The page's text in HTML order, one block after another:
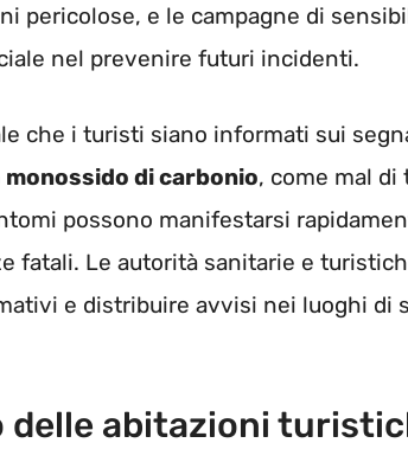
pericolose, e le campagne di
nel prevenire futuri incidenti.
che i turisti siano informati sui
monossido di carbonio, come mal di
possono manifestarsi
fatali. Le autorità sanitarie e
e distribuire avvisi nei luoghi di
delle abitazioni